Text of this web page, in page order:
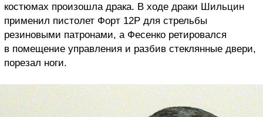
костюмах произошла драка. В ходе драки Шильцин
применил пистолет Форт 12Р для стрельбы
резиновыми патронами, а Фесенко ретировался
в помещение управления и разбив стеклянные двери,
порезал ноги.